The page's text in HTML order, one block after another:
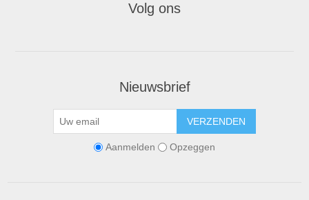
Volg ons
Nieuwsbrief
VERZENDEN
Aanmelden Opzeggen